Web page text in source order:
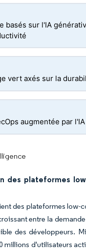
basés sur l'IA
vert axés sur la
augmentée par l'IA
des plateformes
des plateformes low-
entre la
des développeurs.
millions d'utilisateurs